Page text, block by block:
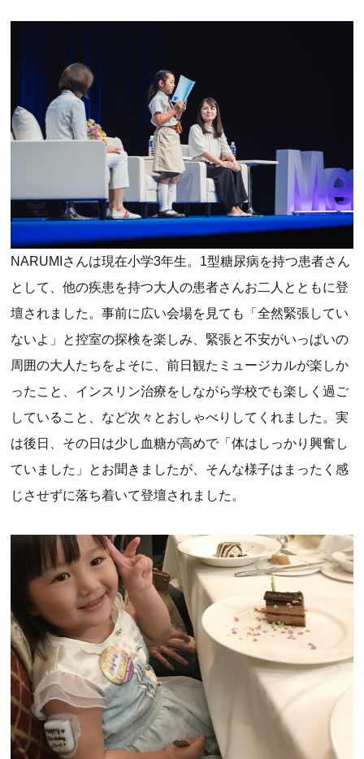
NARUMIさんは現在小学3年生。1型糖尿病を持つ患者さん
として、他の疾患を持つ大人の患者さんお二人とともに登
壇されました。事前に広い会場を見ても「全然緊張してい
ないよ」と控室の探検を楽しみ、緊張と不安がいっぱいの
周囲の大人たちをよそに、前日観たミュージカルが楽しか
ったこと、インスリン治療をしながら学校でも楽しく過ご
していること、など次々とおしゃべりしてくれました。実
は後日、その日は少し血糖が高めで「体はしっかり興奮し
ていました」とお聞きましたが、そんな様子はまったく感
じさせずに落ち着いて登壇されました。